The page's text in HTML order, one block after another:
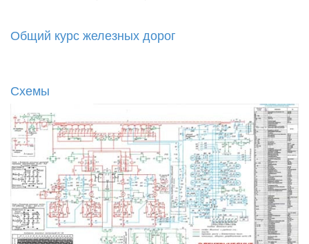
Общий курс железных дорог
Схемы